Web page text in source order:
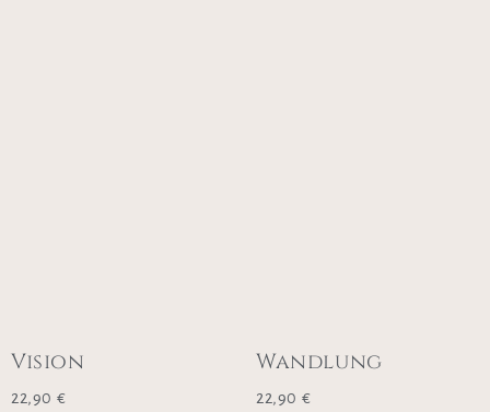
Vision
22,90 €
Wandlung
22,90 €